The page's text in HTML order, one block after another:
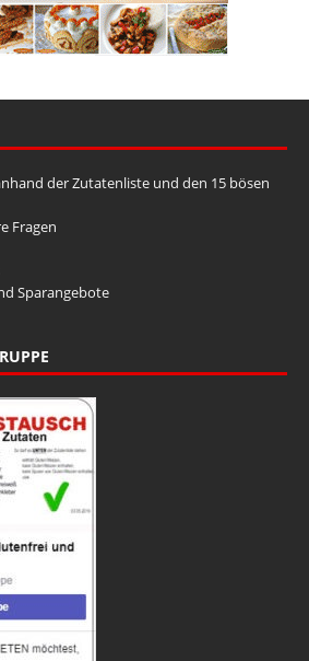
der Zutatenliste und den 15 bösen
Fragen
Sparangebote